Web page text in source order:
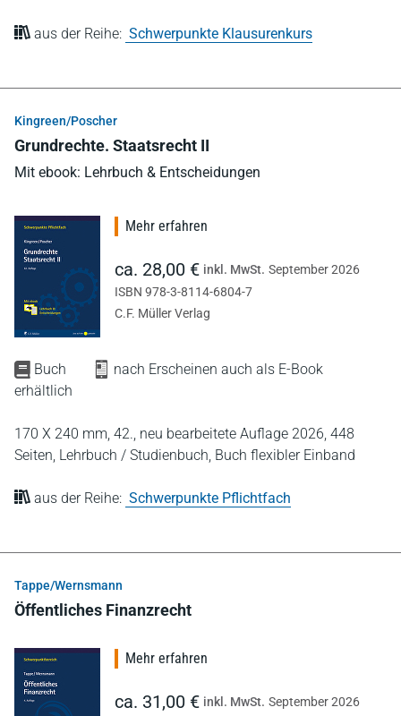
aus der Reihe: Schwerpunkte Klausurenkurs
Kingreen/Poscher
Grundrechte. Staatsrecht II
Mit ebook: Lehrbuch & Entscheidungen
Buch
nach Erscheinen auch als E-Book
erhältlich
170 X 240 mm, 42., neu bearbeitete Auflage 2026, 448
Seiten, Lehrbuch / Studienbuch, Buch flexibler Einband
aus der Reihe: Schwerpunkte Pflichtfach
Mehr erfahren
ca. 28,00 € inkl. MwSt. September 2026
ISBN 978-3-8114-6804-7
C.F. Müller Verlag
Tappe/Wernsmann
Öffentliches Finanzrecht
Mehr erfahren
ca. 31,00 € inkl. MwSt. September 2026